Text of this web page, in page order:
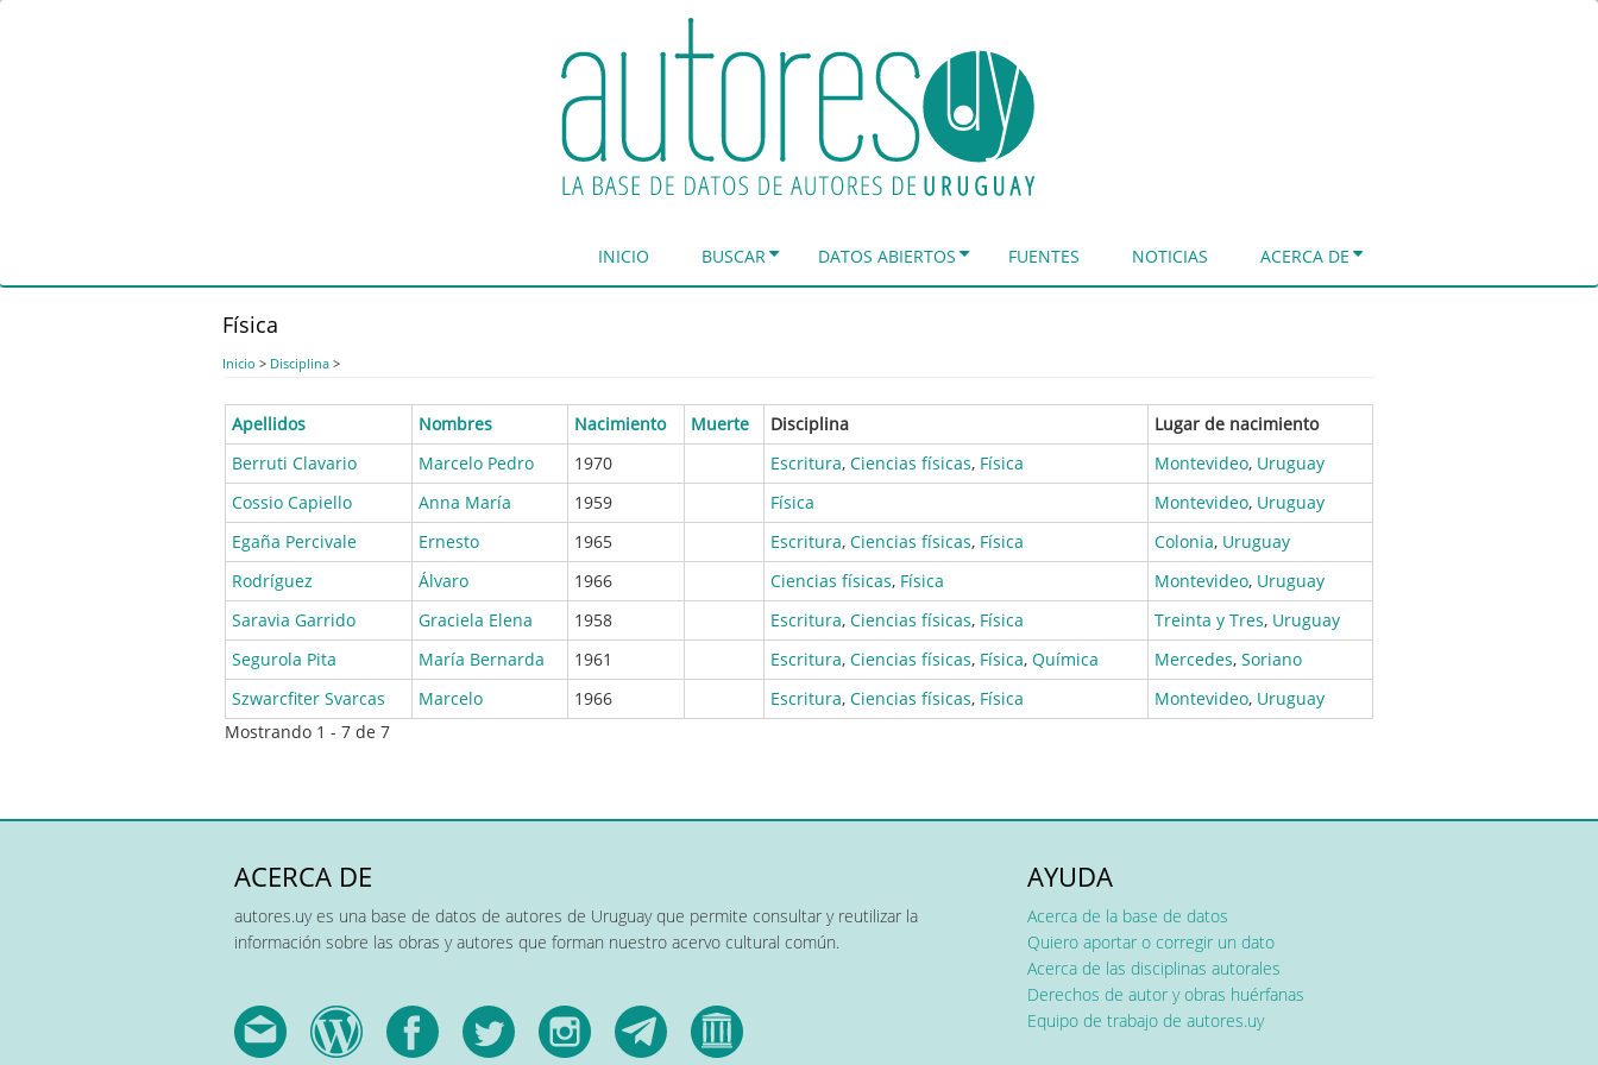
INICIO BUSCAR DATOS ABIERTOS FUENTES NOTICIAS ACERCA DE
Física
Inicio > Disciplina >
Apellidos Nombres Nacimiento Muerte Disciplina
Lugar de nacimiento
Berruti Clavario
Marcelo Pedro 1970 Escritura, Ciencias físicas, Física Montevideo, Uruguay
Cossio Capiello
Anna María 1959 Física Montevideo, Uruguay
Egaña Percivale
Ernesto 1965 Escritura, Ciencias físicas, Física Colonia, Uruguay
Rodríguez
Álvaro 1966 Ciencias físicas, Física Montevideo, Uruguay
Saravia Garrido
Graciela Elena 1958 Escritura, Ciencias físicas, Física Treinta y Tres, Uruguay
Segurola Pita
María Bernarda 1961 Escritura, Ciencias físicas, Física, Química Mercedes, Soriano
Szwarcfiter Svarcas
Marcelo 1966 Escritura, Ciencias físicas, Física Montevideo, Uruguay
Mostrando 1 - 7 de 7
ACERCA DE
autores.uy es una base de datos de autores de Uruguay que permite consultar y reutilizar la
información sobre las obras y autores que forman nuestro acervo cultural común.
AYUDA
Acerca de la base de datos
Quiero aportar o corregir un dato
Acerca de las disciplinas autorales
Derechos de autor y obras huérfanas
Equipo de trabajo de autores.uy